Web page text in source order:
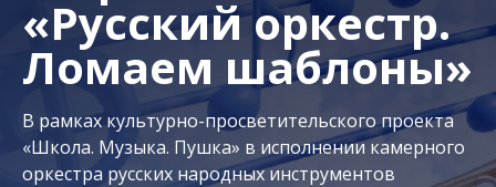
«Русский оркестр.
Ломаем шаблоны»
В рамках культурно-просветительского проекта
«Школа. Музыка. Пушка» в исполнении камерного
оркестра русских народных инструментов